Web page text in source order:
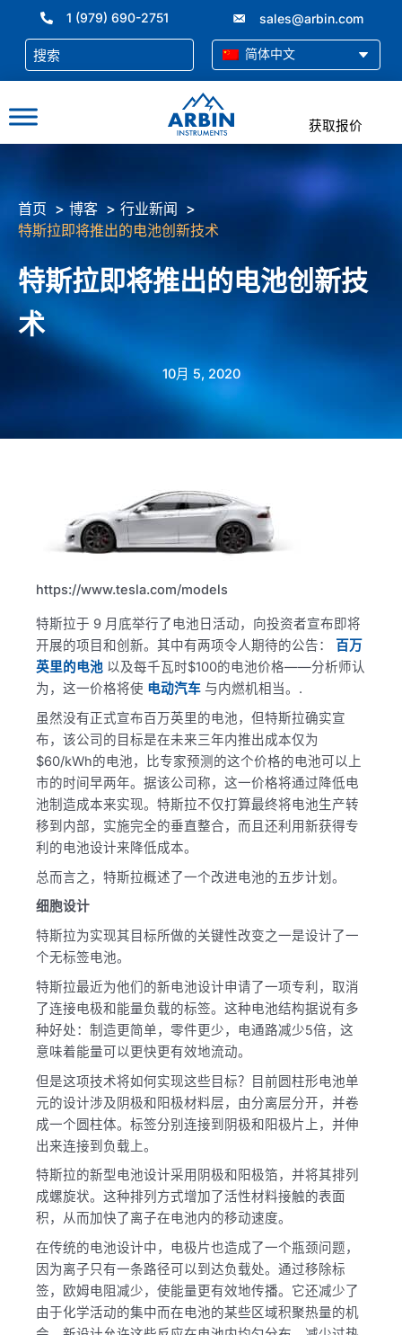
1 (979) 690-2751 sales@arbin.com
简体中文
获取报价
首页 博客
行业新闻
特斯拉即将推出的电池创新技术
特斯拉即将推出的电池创新技
术
10月 5, 2020
https://www.tesla.com/models
特斯拉于 9 月底举行了电池日活动，向投资者宣布即将
开展的项目和创新。其中有两项令人期待的公告： 百万
英里的电池 以及每千瓦时$100的电池价格——分析师认
为，这一价格将使 电动汽车 与内燃机相当。.
虽然没有正式宣布百万英里的电池，但特斯拉确实宣
布，该公司的目标是在未来三年内推出成本仅为
$60/kWh的电池，比专家预测的这个价格的电池可以上
市的时间早两年。据该公司称，这一价格将通过降低电
池制造成本来实现。特斯拉不仅打算最终将电池生产转
移到内部，实施完全的垂直整合，而且还利用新获得专
利的电池设计来降低成本。
总而言之，特斯拉概述了一个改进电池的五步计划。
细胞设计
特斯拉为实现其目标所做的关键性改变之一是设计了一
个无标签电池。
特斯拉最近为他们的新电池设计申请了一项专利，取消
了连接电极和能量负载的标签。这种电池结构据说有多
种好处：制造更简单，零件更少，电通路减少5倍，这
意味着能量可以更快更有效地流动。
但是这项技术将如何实现这些目标？目前圆柱形电池单
元的设计涉及阴极和阳极材料层，由分离层分开，并卷
成一个圆柱体。标签分别连接到阴极和阳极片上，并伸
出来连接到负载上。
特斯拉的新型电池设计采用阴极和阳极箔，并将其排列
成螺旋状。这种排列方式增加了活性材料接触的表面
积，从而加快了离子在电池内的移动速度。
在传统的电池设计中，电极片也造成了一个瓶颈问题，
因为离子只有一条路径可以到达负载处。通过移除标
签，欧姆电阻减少，使能量更有效地传播。它还减少了
由于化学活动的集中而在电池的某些区域积聚热量的机